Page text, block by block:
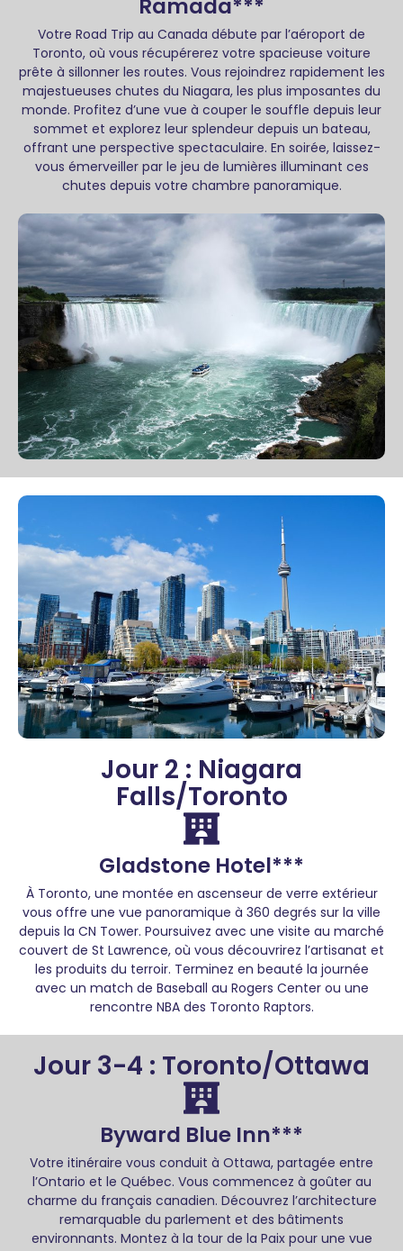
Ramada***
Votre Road Trip au Canada débute par l’aéroport de
Toronto, où vous récupérerez votre spacieuse voiture
prête à sillonner les routes. Vous rejoindrez rapidement les
majestueuses chutes du Niagara, les plus imposantes du
monde. Profitez d’une vue à couper le souffle depuis leur
sommet et explorez leur splendeur depuis un bateau,
offrant une perspective spectaculaire. En soirée, laissez-
vous émerveiller par le jeu de lumières illuminant ces
chutes depuis votre chambre panoramique.
Jour 2 : Niagara
Falls/Toronto
Gladstone Hotel***
À Toronto, une montée en ascenseur de verre extérieur
vous offre une vue panoramique à 360 degrés sur la ville
depuis la CN Tower. Poursuivez avec une visite au marché
couvert de St Lawrence, où vous découvrirez l’artisanat et
les produits du terroir. Terminez en beauté la journée
avec un match de Baseball au Rogers Center ou une
rencontre NBA des Toronto Raptors.
Jour 3-4 : Toronto/Ottawa
Byward Blue Inn***
Votre itinéraire vous conduit à Ottawa, partagée entre
l’Ontario et le Québec. Vous commencez à goûter au
charme du français canadien. Découvrez l’architecture
remarquable du parlement et des bâtiments
environnants. Montez à la tour de la Paix pour une vue